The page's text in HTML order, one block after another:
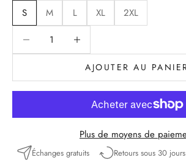
S
M L XL
2XL
Diminuer la quantitéDiminuer la quantité
AJOUTER AU
Plus de moyens de
Échanges gratuits
Retours sous 30 jours